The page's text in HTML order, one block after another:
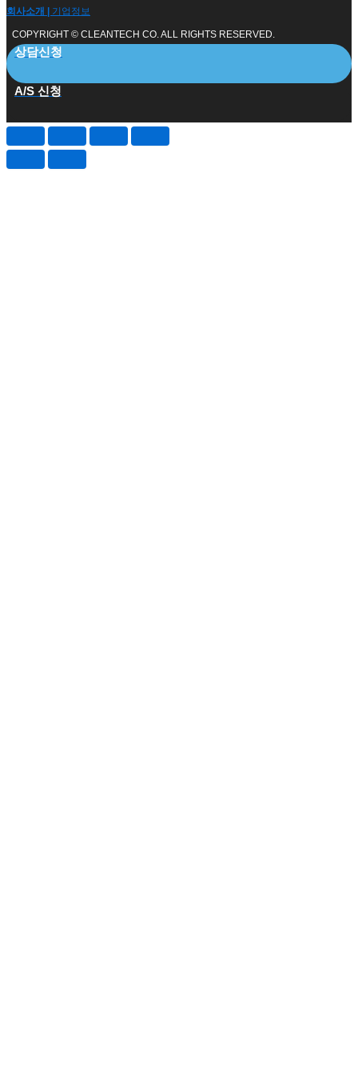
회사소개 | 기업정보
COPYRIGHT © CLEANTECH CO. ALL RIGHTS RESERVED.
상담신청
A/S 신청